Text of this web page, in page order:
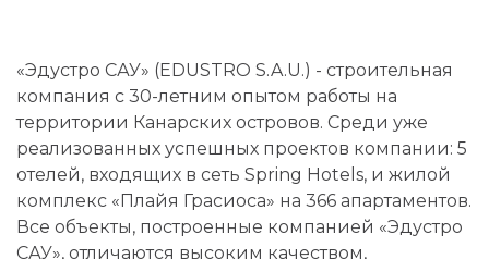
«Эдустро САУ» (EDUSTRO S.A.U.) - строительная
компания с 30-летним опытом работы на
территории Канарских островов. Среди уже
реализованных успешных проектов компании: 5
отелей, входящих в сеть Spring Hotels, и жилой
комплекс «Плайя Грасиоса» на 366 апартаментов.
Все объекты, построенные компанией «Эдустро
САУ», отличаются высоким качеством,